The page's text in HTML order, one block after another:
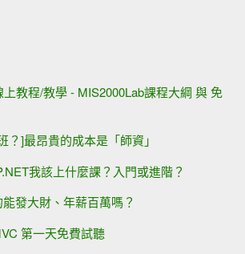
上教程/教學 - MIS2000Lab課程大綱 與 免
？]最昂貴的成本是「師資」
我該上什麼課？入門或進階？
發大財、年薪百萬嗎？
第一天免費試聽